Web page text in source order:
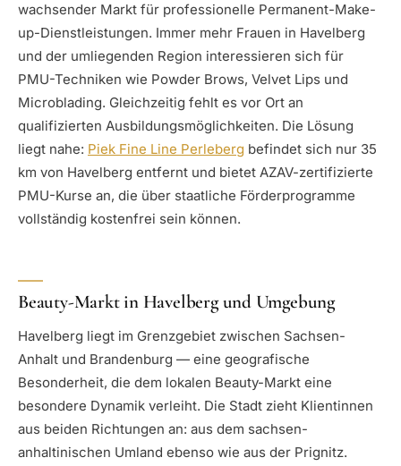
wachsender Markt für professionelle Permanent-Make-
up-Dienstleistungen. Immer mehr Frauen in Havelberg
und der umliegenden Region interessieren sich für
PMU-Techniken wie Powder Brows, Velvet Lips und
Microblading. Gleichzeitig fehlt es vor Ort an
qualifizierten Ausbildungsmöglichkeiten. Die Lösung
liegt nahe: Piek Fine Line Perleberg befindet sich nur 35
km von Havelberg entfernt und bietet AZAV-zertifizierte
PMU-Kurse an, die über staatliche Förderprogramme
vollständig kostenfrei sein können.
Beauty-Markt in Havelberg und Umgebung
Havelberg liegt im Grenzgebiet zwischen Sachsen-
Anhalt und Brandenburg — eine geografische
Besonderheit, die dem lokalen Beauty-Markt eine
besondere Dynamik verleiht. Die Stadt zieht Klientinnen
aus beiden Richtungen an: aus dem sachsen-
anhaltinischen Umland ebenso wie aus der Prignitz.